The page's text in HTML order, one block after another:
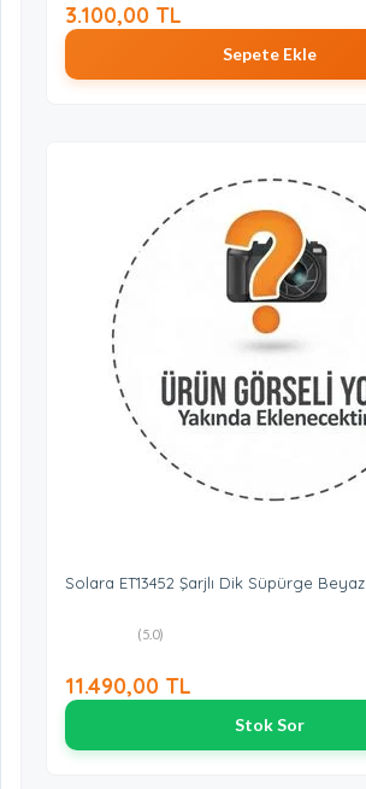
3.100,00 TL
Sepete Ekle
Solara ET13452 Şarjlı Dik Süpürge Beyaz
(5.0)
11.490,00 TL
Stok Sor